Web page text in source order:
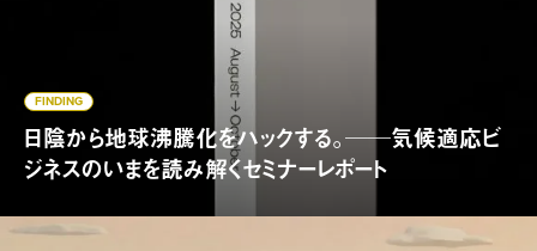
FINDING
日陰から地球沸騰化をハックする。──気候適応ビ
ジネスのいまを読み解くセミナーレポート